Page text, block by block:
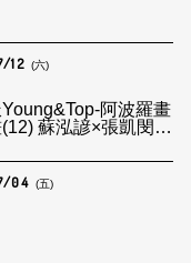
12 (六)
阿波羅畫
蘇泓諺×張凱閔×
04 (五)